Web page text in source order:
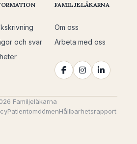
och svar
FAMILJELÄKARNA
Om oss
Arbeta med oss
Familjeläkarna
PatientomdömenHållbarhetsrapport